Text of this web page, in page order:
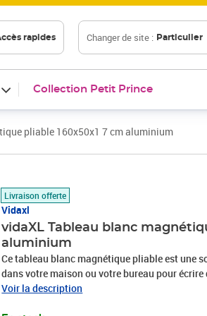
rapides Changer de site : Particulier
Collection Petit Prince
pliable 160x50x1 7 cm aluminium
Livraison offerte
Vidaxl
vidaXL Tableau blanc
aluminium
Ce tableau blanc magnétique pliable est une
dans votre maison ou votre bureau pour
photos. Surface lisse : le tableau blanc
Voir la description
Prix 52,89€